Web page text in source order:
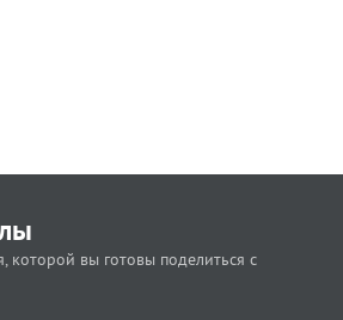
которой вы готовы поделиться с